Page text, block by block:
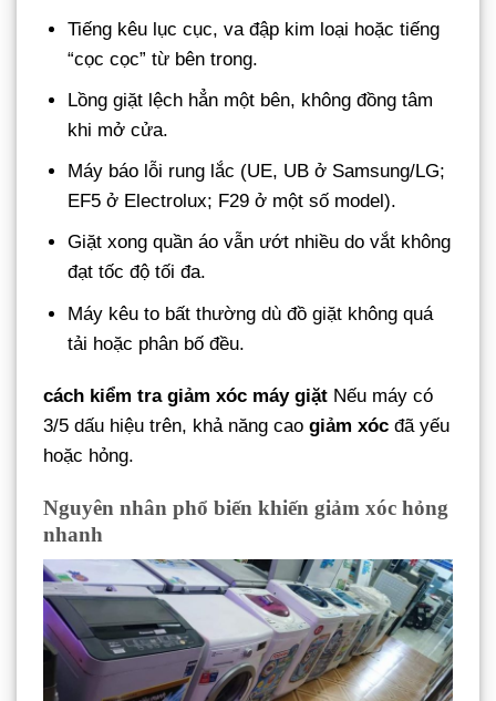
Tiếng kêu lục cục, va đập kim loại hoặc tiếng
“cọc cọc” từ bên trong.
Lồng giặt lệch hẳn một bên, không đồng tâm
khi mở cửa.
Máy báo lỗi rung lắc (UE, UB ở Samsung/LG;
EF5 ở Electrolux; F29 ở một số model).
Giặt xong quần áo vẫn ướt nhiều do vắt không
đạt tốc độ tối đa.
Máy kêu to bất thường dù đồ giặt không quá
tải hoặc phân bố đều.
cách kiểm tra giảm xóc máy giặt Nếu máy có
3/5 dấu hiệu trên, khả năng cao giảm xóc đã yếu
hoặc hỏng.
Nguyên nhân phổ biến khiến giảm xóc hỏng
nhanh